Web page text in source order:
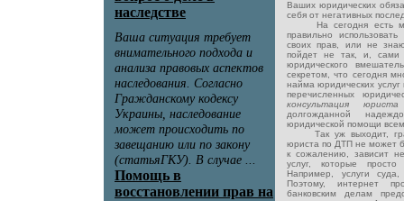
Ваших юридических
себя от негативных
На сегодня есть
правильно
своих прав, или не
пойдет не так, и, сами
юридического
секретом, что сегодня
найма юридических
перечисленных
консультация
долгожданной
юридической помощи
Так уж выходит,
юриста по ДТП не может
к сожалению, зависит
услуг, которые
Например, услуги
Поэтому, интернет
банковским делам